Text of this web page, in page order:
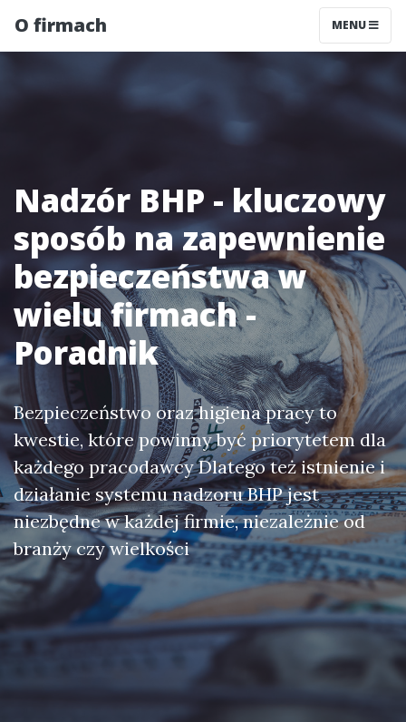
O firmach MENU
Nadzór BHP - kluczowy
sposób na zapewnienie
bezpieczeństwa w
wielu firmach -
Poradnik
Bezpieczeństwo oraz higiena pracy to
kwestie, które powinny być priorytetem dla
każdego pracodawcy Dlatego też istnienie i
działanie systemu nadzoru BHP jest
niezbędne w każdej firmie, niezależnie od
branży czy wielkości